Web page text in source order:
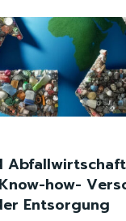
Abfallwirtschaft
how-
Entsorgung